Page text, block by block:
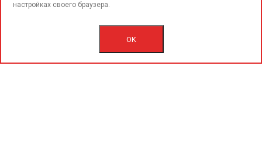
© 2015-2020 «PerfoGrad» MMC.
настройках своего браузера.
OK